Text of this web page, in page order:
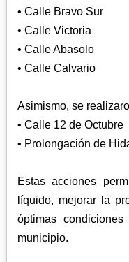
• Calle Bravo Sur
• Calle Victoria
• Calle Abasolo
• Calle Calvario
Asimismo, se
• Calle 12 de Octubre
• Prolongación de
Estas acciones
líquido, mejorar la
óptimas
municipio.